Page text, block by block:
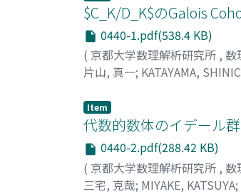
$C_K/D_K$のGalois
0440-1.pdf(538.4 KB)
( 京都大学数理解析研究所 , 数
片山, 真一; KATAYAMA,
Item
代数的数体のイデール
0440-2.pdf(288.42 KB)
( 京都大学数理解析研究所 , 数
三宅, 克哉; MIYAKE, KATSUYA;